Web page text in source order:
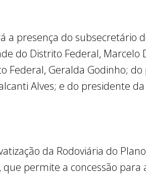
presença do subsecretário
do Distrito Federal,
Federal, Geralda Godinho;
Alves; e do presidente
da Rodoviária do
permite a concessão